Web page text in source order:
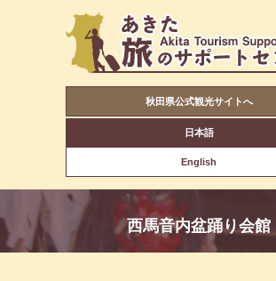
秋田県公式観光サイトへ
日本語
English
西馬音内盆踊り会館